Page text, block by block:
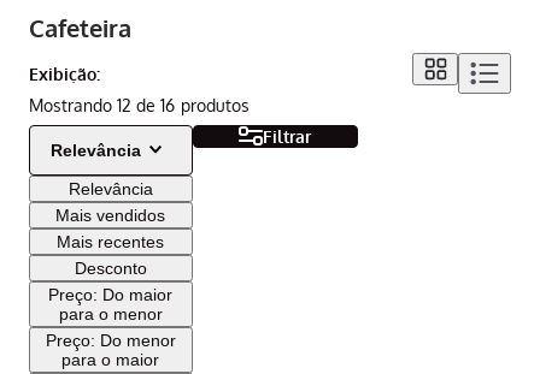
Cafeteira
Exibição:
Mostrando 12 de 16
Relevância
Relevância
Mais vendidos
Mais recentes
Desconto
Preço: Do maior
para o menor
Preço: Do menor
para o maior
Filtrar